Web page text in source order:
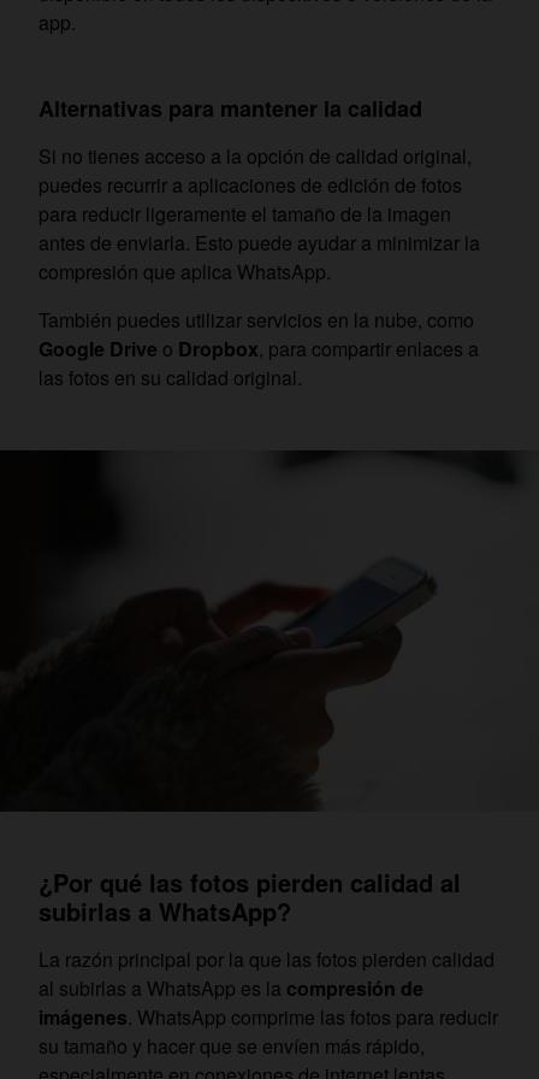
app.
Alternativas para mantener la calidad
Si no tienes acceso a la opción de calidad original,
puedes recurrir a aplicaciones de edición de fotos
para reducir ligeramente el tamaño de la imagen
antes de enviarla. Esto puede ayudar a minimizar la
compresión que aplica WhatsApp.
También puedes utilizar servicios en la nube, como
Google Drive o Dropbox, para compartir enlaces a
las fotos en su calidad original.
¿Por qué las fotos pierden calidad al
subirlas a WhatsApp?
La razón principal por la que las fotos pierden calidad
al subirlas a WhatsApp es la compresión de
imágenes. WhatsApp comprime las fotos para reducir
su tamaño y hacer que se envíen más rápido,